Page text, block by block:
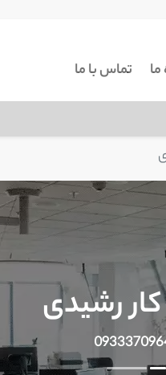
ما تماس با ما
رشیدی